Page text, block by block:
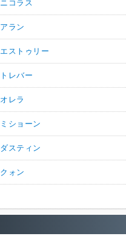
ニコラス
アラン
エストゥリー
トレバー
オレラ
ミショーン
ダスティン
クォン